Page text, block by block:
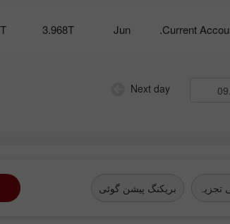
Current
Jun
3.968T
Next day
تجزیہ بریکنگ پیشن گوئی